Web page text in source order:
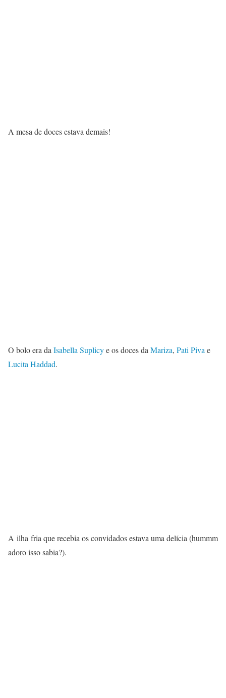
A mesa de doces estava demais!
O bolo era da Isabella Suplicye os doces da Mariza, Pati Piva e
Lucita Haddad.
A ilha fria que recebia os convidados estava uma delícia (hummm
adoro isso sabia?).